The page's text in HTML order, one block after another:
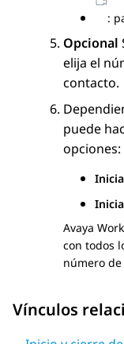
:
Opcional
elija el
contacto.
puede
opciones:
Avaya
con todos
número
Vínculos